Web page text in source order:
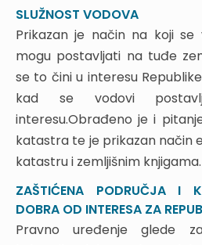
3.2. VODOOPSKRBA
3.3. KORIŠTENJE VODA ZA
NAVODNJAVANJE
3.4. KORIŠTENJE VODNIH
4. POSEBAN PRAVNI
SVEZI S VODAMA
5. VODNO DOBRO I
5.1. POJAM VODNOG DOBRA
5.2. JAVNO VODNO DOBRO
5.2.1. Pojam javnog vodnog
5.2.2. Javno vodno dobro –
Hrvatske
5.2.3. Stjecanje prava na
SLUŽNOST VODOVA
Prikazan je način na koji se
mogu postavljati na tuđe
se to čini u interesu
kad se vodovi
interesu.Obrađeno je i
katastra te je prikazan način
katastru i zemljišnim knjigama.
ZAŠTIĆENA PODRUČJA I
DOBRA OD INTERESA ZA
Pravno uređenje glede